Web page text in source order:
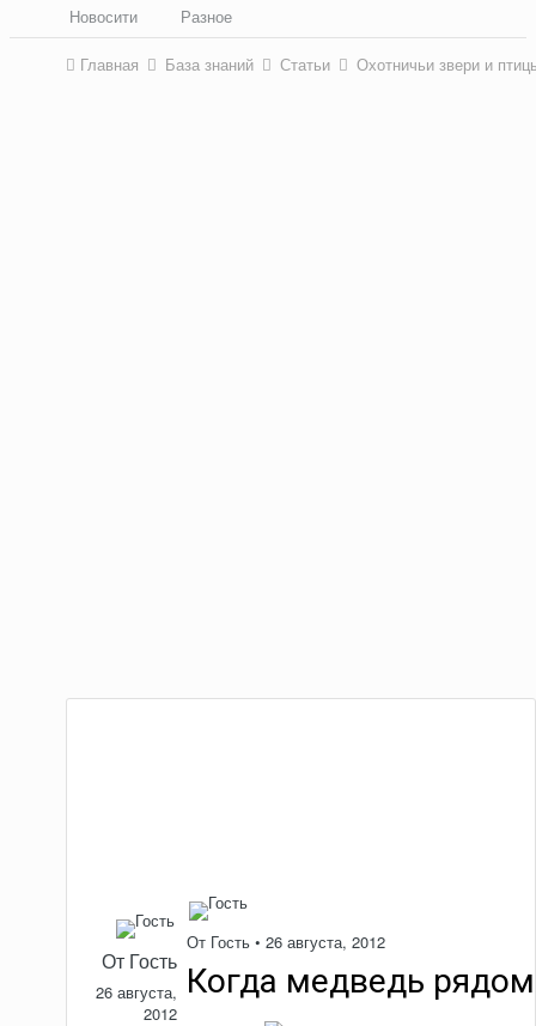
Новосити
Разное
Главная База знаний Статьи Охотничьи звери и
От Гость
26 августа,
2012
От Гость •26 августа, 2012
Когда медведь рядом